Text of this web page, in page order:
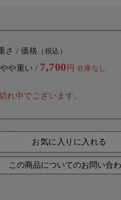
さ / 価格 （税込）
や重い / 7,700 円 在庫なし
れ中でございます。
お気に入りに入れる
この商品についてのお問い合